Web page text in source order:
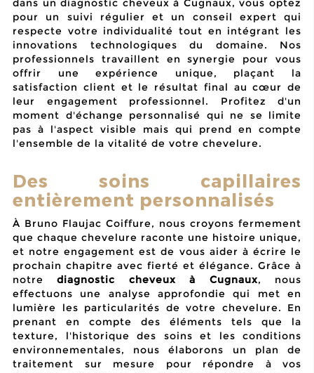
dans un diagnostic cheveux à Cugnaux, vous optez
pour un suivi régulier et un conseil expert qui
respecte votre individualité tout en intégrant les
innovations technologiques du domaine. Nos
professionnels travaillent en synergie pour vous
offrir une expérience unique, plaçant la
satisfaction client et le résultat final au cœur de
leur engagement professionnel. Profitez d'un
moment d'échange personnalisé qui ne se limite
pas à l'aspect visible mais qui prend en compte
l'ensemble de la vitalité de votre chevelure.
Des soins capillaires
entièrement personnalisés
À Bruno Flaujac Coiffure, nous croyons fermement
que chaque chevelure raconte une histoire unique,
et notre engagement est de vous aider à écrire le
prochain chapitre avec fierté et élégance. Grâce à
notrediagnostic cheveux à Cugnaux, nous
effectuons une analyse approfondie qui met en
lumière les particularités de votre chevelure. En
prenant en compte des éléments tels que la
texture, l'historique des soins et les conditions
environnementales, nous élaborons un plan de
traitement sur mesure pour répondre à vos